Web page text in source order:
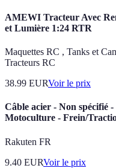
AMEWI Tracteur Avec
et Lumière 1:24 RTR
Maquettes RC , Tanks et
Tracteurs RC
38.99 EURVoir le prix
Câble acier - Non spécifié
Motoculture - Frein/
Rakuten FR
9.40 EURVoir le prix